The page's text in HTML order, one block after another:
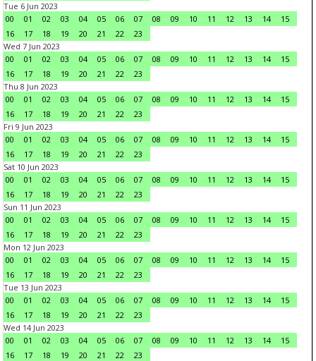
Tue 6 Jun 2023
00
01 02 03 04 05 06 07 08 09 10 11 12 13 14
15
16
17 18 19 20 21 22
23
Wed 7 Jun 2023
00
01 02 03 04 05 06 07 08 09 10 11 12 13 14
15
16
17 18 19 20 21 22
23
Thu 8 Jun 2023
00
01 02 03 04 05 06 07 08 09 10 11 12 13 14
15
16
17 18 19 20 21 22
23
Fri 9 Jun 2023
00
01 02 03 04 05 06 07 08 09 10 11 12 13 14
15
16
17 18 19 20 21 22
23
Sat 10 Jun 2023
00
01 02 03 04 05 06 07 08 09 10 11 12 13 14
15
16
17 18 19 20 21 22
23
Sun 11 Jun 2023
00
01 02 03 04 05 06 07 08 09 10 11 12 13 14
15
16
17 18 19 20 21 22
23
Mon 12 Jun 2023
00
01 02 03 04 05 06 07 08 09 10 11 12 13 14
15
16
17 18 19 20 21 22
23
Tue 13 Jun 2023
00
01 02 03 04 05 06 07 08 09 10 11 12 13 14
15
16
17 18 19 20 21 22
23
Wed 14 Jun 2023
00
01 02 03 04 05 06 07 08 09 10 11 12 13 14
15
16
17 18 19 20 21 22
23